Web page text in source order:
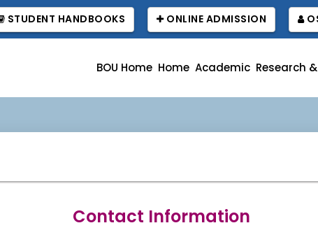
STUDENT HANDBOOKS ONLINE ADMISSION
BOU Home Home Academic Research
Contact Information